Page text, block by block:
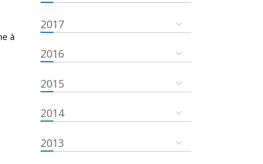
à
2017
2016
2015
2014
2013